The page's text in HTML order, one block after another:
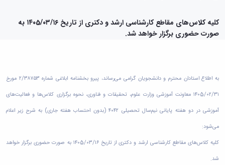
و
پشتیبانی
تحصیلات
معاونت
دانشجویی
و
دانشگاه
D8
تحصیلات
آموزش‌های
آزاد
برنامه‌های
آموزشی
زبان
پژوهشکده
آب
مرکز
سینا
آزمایشگاه
تحقیقاتی
آزمایشگاه
پایه
علوم
علوم
ورزشی
دانشکده
های
اقماری
مهندسی
و
سبک
زندگی
درمان
خوابگاه‌های
سلف
سرگرمی
اسلامی
دانشجویان
فرهنگی
داوطلبانه
سمن‌های
مرتبط
حامی
ارتباط
با ما
روابط
الآن)
Now
کلیه کلاس‌های مقاطع کارشناسی ارشد و دکتری از تاریخ ۱۴۰5/۰۳/۱۶ به
صورت حضوری برگزار خواهد شد.
به اطلاع استادان محترم و دانشجویان گرامی می‌رساند، پیرو بخشنامه ابلاغی شماره ۲/۳۸۷۵۳ مورخ
۱۴۰5/۰۲/۳۱ معاونت آموزشی وزارت علوم، تحقیقات و فناوری، نحوه برگزاری کلاس‌ها و فعالیت‌های
آموزشی در دو هفته پایانی نیم‌سال تحصیلی ۴۰۴۲ (بدون احتساب هفته جاری) به شرح زیر اعلام
می‌شود:
کلیه کلاس‌های مقاطع کارشناسی ارشد و دکتری از تاریخ ۱۴۰5/۰۳/۱۶ به صورت حضوری برگزار خواهد
شد.